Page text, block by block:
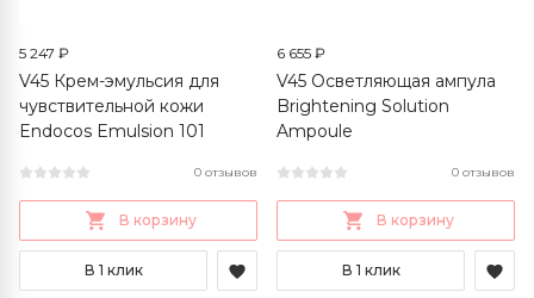
5 247 ₽
V45 Крем-эмульсия для
чувствительной кожи
Endocos Emulsion 101
0 отзывов
В корзину
В 1 клик
6 655 ₽
V45 Осветляющая ампула
Brightening Solution
Ampoule
0 отзывов
В корзину
В 1 клик